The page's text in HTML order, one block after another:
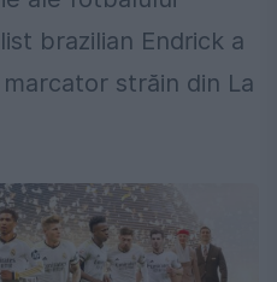
brazilian Endrick a
străin din La